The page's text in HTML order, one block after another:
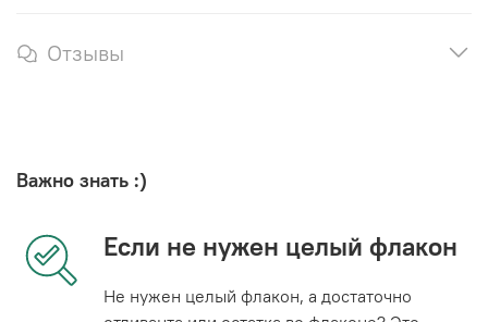
Отзывы
Важно знать :)
Если не нужен целый флакон
Не нужен целый флакон, а достаточно